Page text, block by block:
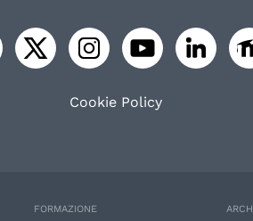
Cookie Policy
FORMAZIONE